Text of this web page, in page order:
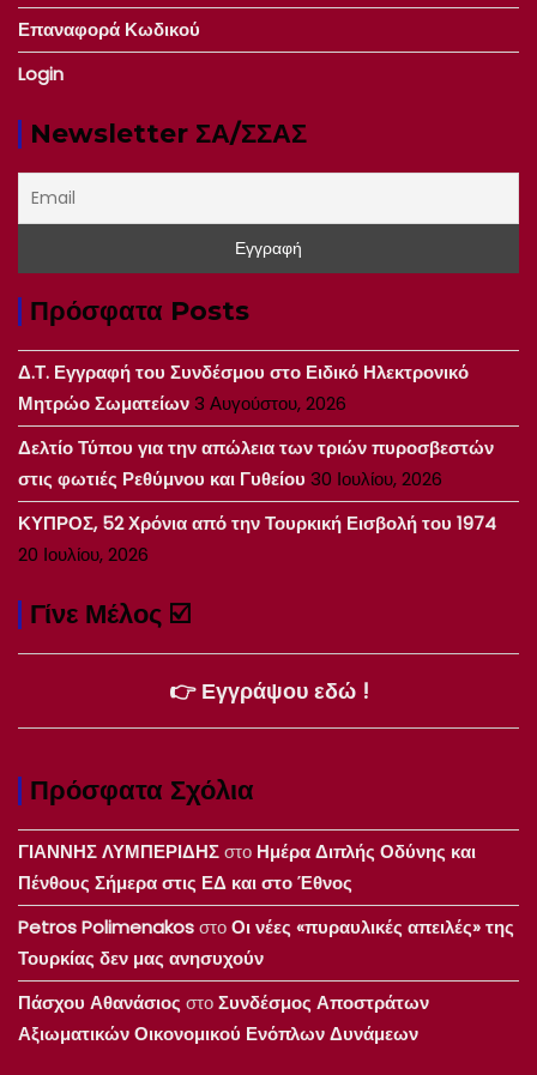
Επαναφορά Κωδικού
Login
Newsletter ΣΑ/ΣΣΑΣ
Πρόσφατα Posts
Δ.Τ. Εγγραφή του Συνδέσμου στο Ειδικό Ηλεκτρονικό
Μητρώο Σωματείων3 Αυγούστου, 2026
Δελτίο Τύπου για την απώλεια των τριών πυροσβεστών
στις φωτιές Ρεθύμνου και Γυθείου 30 Ιουλίου, 2026
ΚΥΠΡΟΣ, 52 Χρόνια από την Τουρκική Εισβολή του 1974
20 Ιουλίου, 2026
Γίνε Μέλος ☑️
👉 Εγγράψου εδώ !
Πρόσφατα Σχόλια
ΓΙΑΝΝΗΣ ΛΥΜΠΕΡΙΔΗΣστο Ημέρα Διπλής Οδύνης και
Πένθους Σήμερα στις ΕΔ και στο Έθνος
Petros PolimenakosστοΟι νέες «πυραυλικές απειλές» της
Τουρκίας δεν μας ανησυχούν
Πάσχου Αθανάσιος στοΣυνδέσμος Αποστράτων
Αξιωματικών Οικονομικού Ενόπλων Δυνάμεων